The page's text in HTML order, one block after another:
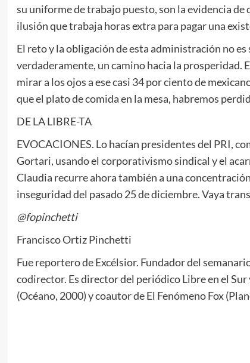
su uniforme de trabajo puesto, son la evidencia de
ilusión que trabaja horas extra para pagar una
El reto y la obligación de esta administración no
verdaderamente, un camino hacia la prosperidad.
mirar a los ojos a ese casi 34 por ciento de
que el plato de comida en la mesa, habremos
DE LA LIBRE-TA
EVOCACIONES. Lo hacían presidentes del PRI,
Gortari, usando el corporativismo sindical y el
Claudia recurre ahora también a una
inseguridad del pasado 25 de diciembre. Vaya
@fopinchetti
Francisco Ortiz Pinchetti
Fue reportero de Excélsior. Fundador del
codirector. Es director del periódico Libre en el
(Océano, 2000) y coautor de El Fenómeno Fox